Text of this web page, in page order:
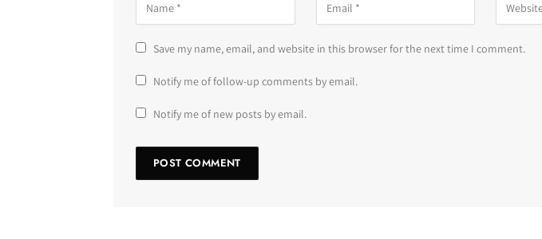
Save my name, email, and website in this browser for the next time I comment.
Notify me of follow-up comments by email.
Notify me of new posts by email.